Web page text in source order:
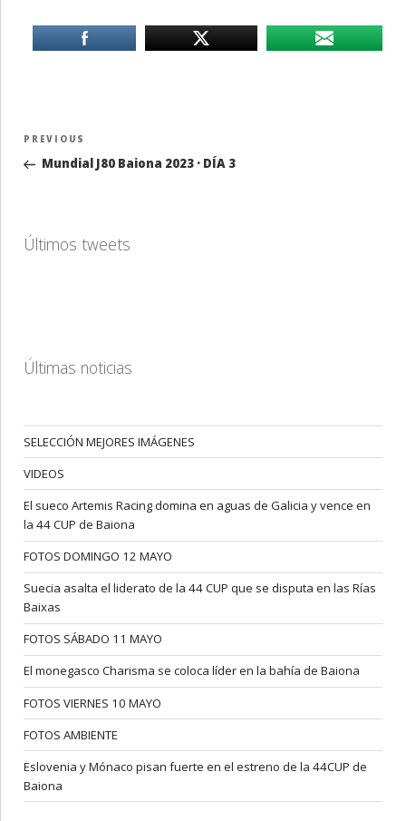
Navegación
entradas
Previous
Post
PREVIOUS
Mundial J80 Baiona 2023 · DÍA 3
Últimos tweets
Últimas noticias
SELECCIÓN MEJORES IMÁGENES
VIDEOS
El sueco Artemis Racing domina en aguas de Galicia y vence en
la 44 CUP de Baiona
FOTOS DOMINGO 12 MAYO
Suecia asalta el liderato de la 44 CUP que se disputa en las Rías
Baixas
FOTOS SÁBADO 11 MAYO
El monegasco Charisma se coloca líder en la bahía de Baiona
FOTOS VIERNES 10 MAYO
FOTOS AMBIENTE
Eslovenia y Mónaco pisan fuerte en el estreno de la 44CUP de
Baiona